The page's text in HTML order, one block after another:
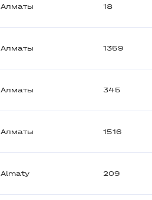
Алматы 18
Алматы 1359
Алматы 345
Алматы 1516
Almaty 209